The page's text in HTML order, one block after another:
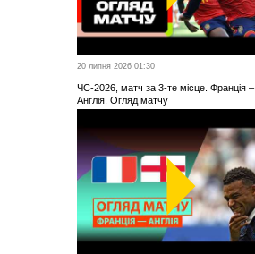
20 липня 2026 01:30
ЧС-2026, матч за 3-те місце. Франція –
Англія. Огляд матчу